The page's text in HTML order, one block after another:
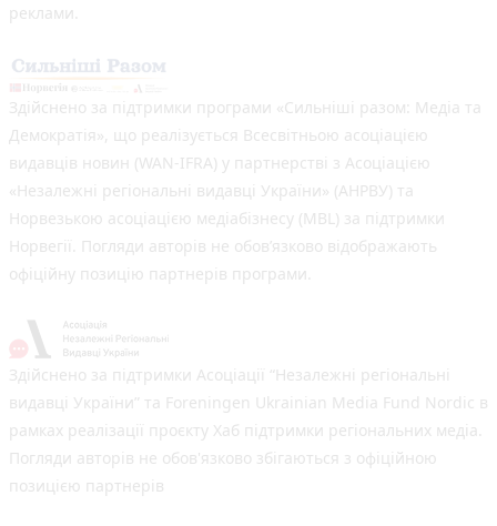
реклами.
Здійснено за підтримки програми «Сильніші разом: Медіа та
Демократія», що реалізується Всесвітньою асоціацією
видавців новин (WAN-IFRA) у партнерстві з Асоціацією
«Незалежні регіональні видавці України» (АНРВУ) та
Норвезькою асоціацією медіабізнесу (MBL) за підтримки
Норвегії. Погляди авторів не обов’язково відображають
офіційну позицію партнерів програми.
Здійснено за підтримки Асоціації “Незалежні регіональні
видавці України” та Foreningen Ukrainian Media Fund Nordic в
рамках реалізації проєкту Хаб підтримки регіональних медіа.
Погляди авторів не обов'язково збігаються з офіційною
позицією партнерів